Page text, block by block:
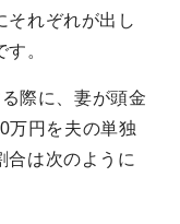
それぞれが出し
。
際に、妻が頭金
万円を夫の単独
合は次のように